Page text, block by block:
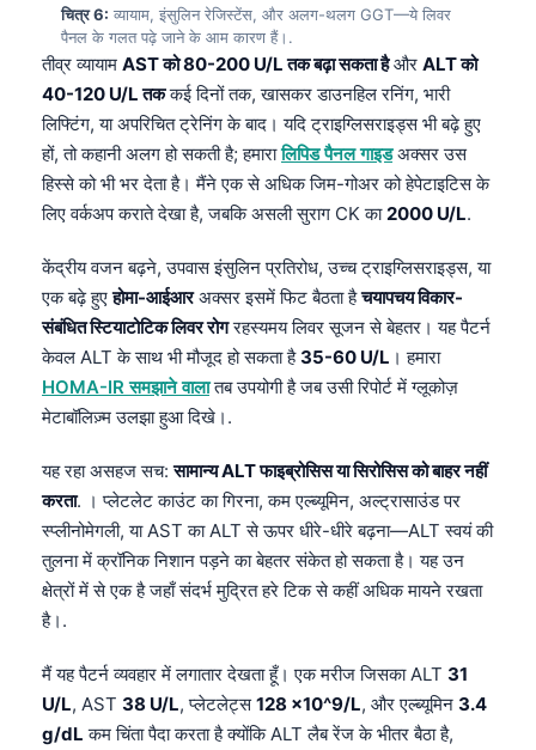
चित्र 6: व्यायाम, इंसुलिन रेजिस्टेंस, और अलग-थलग GGT—ये लिवर
पैनल के गलत पढ़े जाने के आम कारण हैं।.
तीव्र व्यायाम AST को 80-200 U/L तक बढ़ा सकता हैऔर ALT को
40-120 U/L तककई दिनों तक, खासकर डाउनहिल रनिंग, भारी
लिफ्टिंग, या अपरिचित ट्रेनिंग के बाद। यदि ट्राइग्लिसराइड्स भी बढ़े हुए
हों, तो कहानी अलग हो सकती है; हमारालिपिड पैनल गाइडअक्सर उस
हिस्से को भी भर देता है। मैंने एक से अधिक जिम-गोअर को हेपेटाइटिस के
लिए वर्कअप कराते देखा है, जबकि असली सुराग CK का2000 U/L.
केंद्रीय वजन बढ़ने, उपवास इंसुलिन प्रतिरोध, उच्च ट्राइग्लिसराइड्स, या
एक बढ़े हुएहोमा-आईआरअक्सर इसमें फिट बैठता हैचयापचय विकार-
संबंधित स्टियाटोटिक लिवर रोगरहस्यमय लिवर सूजन से बेहतर। यह पैटर्न
केवल ALT के साथ भी मौजूद हो सकता है 35-60 U/L । हमारा
HOMA-IR समझाने वालातब उपयोगी है जब उसी रिपोर्ट में ग्लूकोज़
मेटाबॉलिज़्म उलझा हुआ दिखे।.
यह रहा असहज सच:सामान्य ALT फाइब्रोसिस या सिरोसिस को बाहर नहीं
करता. । प्लेटलेट काउंट का गिरना, कम एल्ब्यूमिन, अल्ट्रासाउंड पर
स्प्लीनोमेगली, या AST का ALT से ऊपर धीरे-धीरे बढ़ना—ALT स्वयं की
तुलना में क्रॉनिक निशान पड़ने का बेहतर संकेत हो सकता है। यह उन
क्षेत्रों में से एक है जहाँ संदर्भ मुद्रित हरे टिक से कहीं अधिक मायने रखता
है।.
मैं यह पैटर्न व्यवहार में लगातार देखता हूँ। एक मरीज जिसका ALT 31
U/L, AST 38 U/L, प्लेटलेट्स128 ×10^9/L, और एल्ब्यूमिन 3.4
g/dL कम चिंता पैदा करता है क्योंकि ALT लैब रेंज के भीतर बैठा है,
O‘zbekcha
Català
Қазақ тілі
Hrvatski
Slovenčina
كوردی‎
پښتو
سنڌي
සිංහල
অসমীয়া
Galego
Latviešu valoda
Македонски јазик
Euskara
Gàidhlig
Occitan
العربية المغربية
Afrikaans